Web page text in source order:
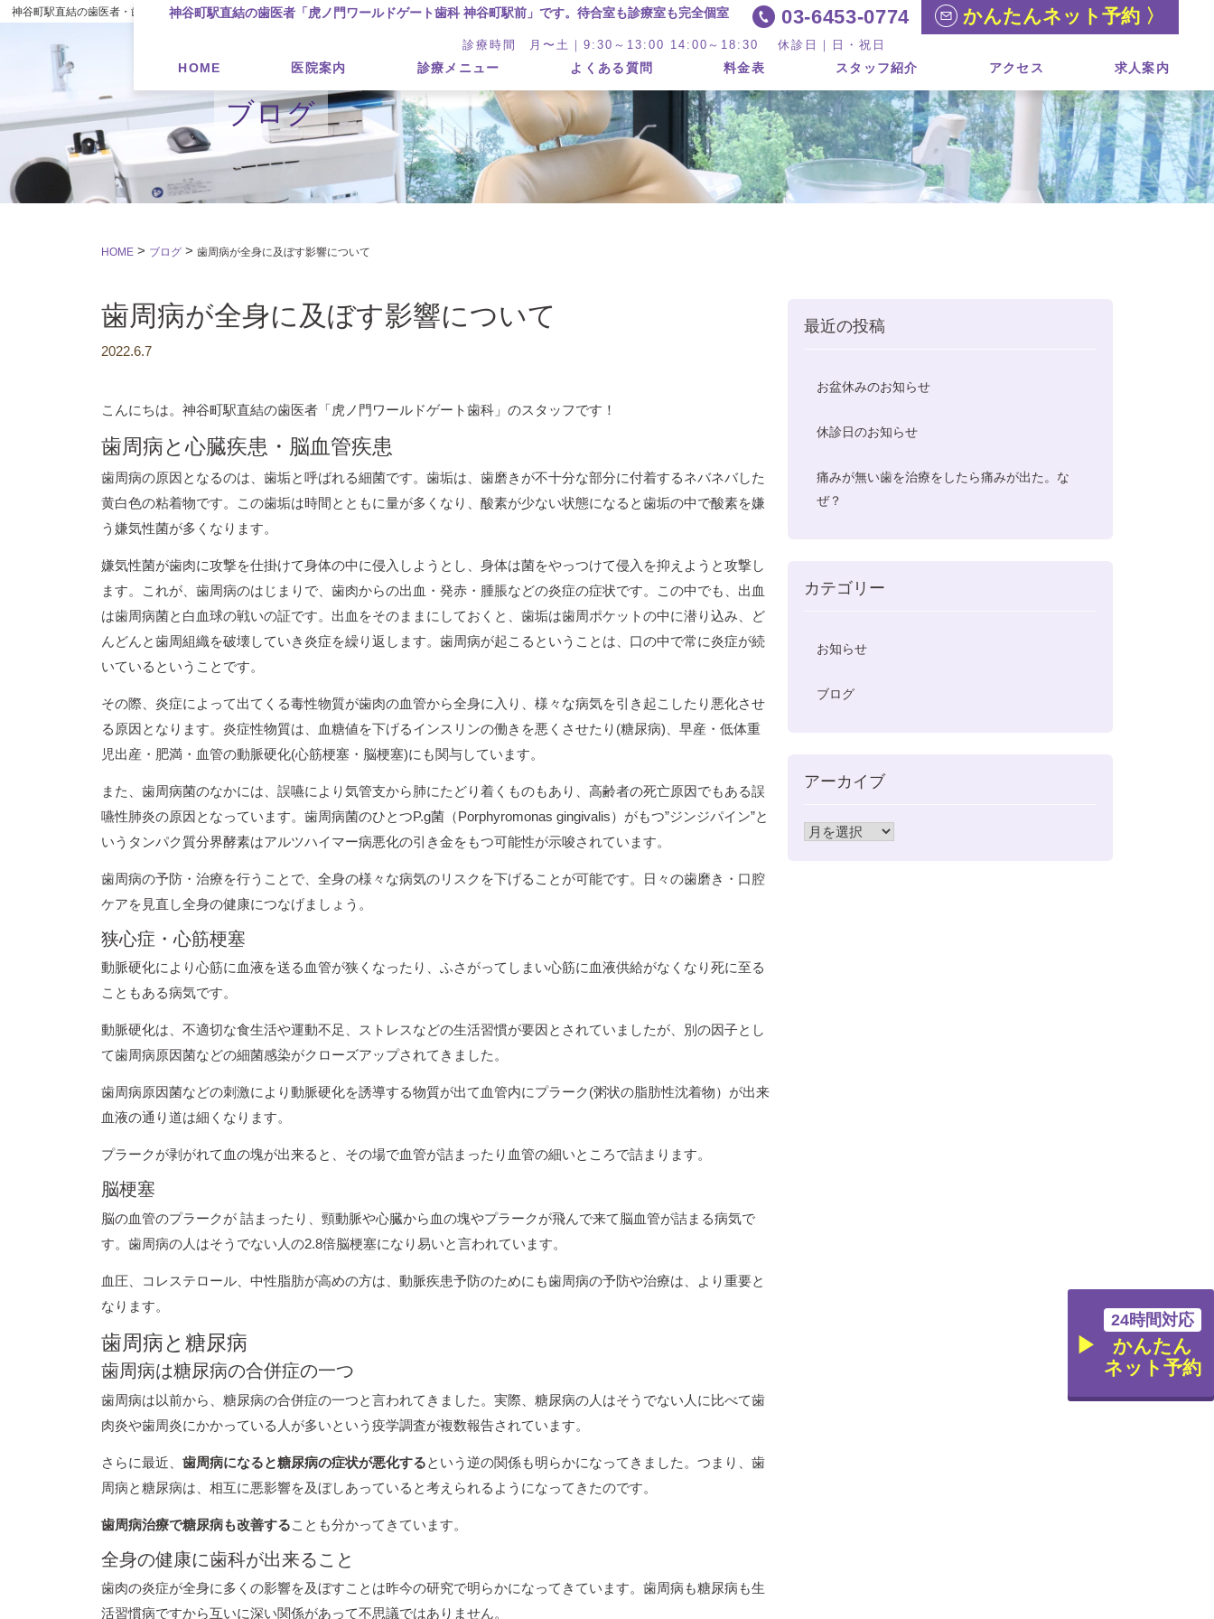
神谷町駅直結の歯医者・歯科 神谷町駅直結の歯医者「虎ノ門ワールドゲート歯科 神谷町駅前」です。待合室も診療室も完全個室 03-6453-0774 かんたんネット予約 〉
診療時間 月〜土｜9:30～13:00 14:00～18:30 休診日｜日・祝日
HOME 医院案内 診療メニュー よくある質問 料金表 スタッフ紹介 アクセス 求人案内
ブログ
HOME> ブログ> 歯周病が全身に及ぼす影響について
歯周病が全身に及ぼす影響について
2022.6.7
こんにちは。神谷町駅直結の歯医者「虎ノ門ワールドゲート歯科」のスタッフです！
歯周病と心臓疾患・脳血管疾患
歯周病の原因となるのは、歯垢と呼ばれる細菌です。歯垢は、歯磨きが不十分な部分に付着するネバネバした
黄白色の粘着物です。この歯垢は時間とともに量が多くなり、酸素が少ない状態になると歯垢の中で酸素を嫌
う嫌気性菌が多くなります。
嫌気性菌が歯肉に攻撃を仕掛けて身体の中に侵入しようとし、身体は菌をやっつけて侵入を抑えようと攻撃し
ます。これが、歯周病のはじまりで、歯肉からの出血・発赤・腫脹などの炎症の症状です。この中でも、出血
は歯周病菌と白血球の戦いの証です。出血をそのままにしておくと、歯垢は歯周ポケットの中に潜り込み、ど
んどんと歯周組織を破壊していき炎症を繰り返します。歯周病が起こるということは、口の中で常に炎症が続
いているということです。
その際、炎症によって出てくる毒性物質が歯肉の血管から全身に入り、様々な病気を引き起こしたり悪化させ
る原因となります。炎症性物質は、血糖値を下げるインスリンの働きを悪くさせたり(糖尿病)、早産・低体重
児出産・肥満・血管の動脈硬化(心筋梗塞・脳梗塞)にも関与しています。
また、歯周病菌のなかには、誤嚥により気管支から肺にたどり着くものもあり、高齢者の死亡原因でもある誤
嚥性肺炎の原因となっています。歯周病菌のひとつP.g菌（Porphyromonas gingivalis）がもつ”ジンジパイン”と
いうタンパク質分界酵素はアルツハイマー病悪化の引き金をもつ可能性が示唆されています。
歯周病の予防・治療を行うことで、全身の様々な病気のリスクを下げることが可能です。日々の歯磨き・口腔
ケアを見直し全身の健康につなげましょう。
狭心症・心筋梗塞
動脈硬化により心筋に血液を送る血管が狭くなったり、ふさがってしまい心筋に血液供給がなくなり死に至る
こともある病気です。
動脈硬化は、不適切な食生活や運動不足、ストレスなどの生活習慣が要因とされていましたが、別の因子とし
て歯周病原因菌などの細菌感染がクローズアップされてきました。
歯周病原因菌などの刺激により動脈硬化を誘導する物質が出て血管内にプラーク(粥状の脂肪性沈着物）が出来
血液の通り道は細くなります。
プラークが剥がれて血の塊が出来ると、その場で血管が詰まったり血管の細いところで詰まります。
脳梗塞
脳の血管のプラークが 詰まったり、頸動脈や心臓から血の塊やプラークが飛んで来て脳血管が詰まる病気で
す。歯周病の人はそうでない人の2.8倍脳梗塞になり易いと言われています。
血圧、コレステロール、中性脂肪が高めの方は、動脈疾患予防のためにも歯周病の予防や治療は、より重要と
なります。
歯周病と糖尿病
歯周病は糖尿病の合併症の一つ
歯周病は以前から、糖尿病の合併症の一つと言われてきました。実際、糖尿病の人はそうでない人に比べて歯
肉炎や歯周炎にかかっている人が多いという疫学調査が複数報告されています。
さらに最近、 歯周病になると糖尿病の症状が悪化するという逆の関係も明らかになってきました。つまり、歯
周病と糖尿病は、相互に悪影響を及ぼしあっていると考えられるようになってきたのです。
歯周病治療で糖尿病も改善することも分かってきています。
全身の健康に歯科が出来ること
歯肉の炎症が全身に多くの影響を及ぼすことは昨今の研究で明らかになってきています。歯周病も糖尿病も生
活習慣病ですから互いに深い関係があって不思議ではありません。
最近の投稿
お盆休みのお知らせ
休診日のお知らせ
痛みが無い歯を治療をしたら痛みが出た。な
ぜ？
カテゴリー
お知らせ
ブログ
アーカイブ
24時間対応
かんたん
ネット予約